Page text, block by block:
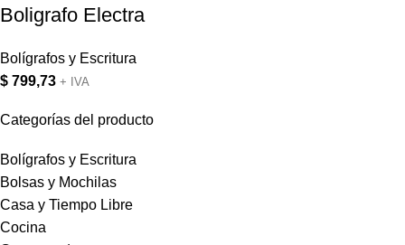
Categorías del producto
Bolígrafos y Escritura
Bolsas y Mochilas
Casa y Tiempo Libre
Cocina
Boligrafo Electra
Bolígrafos y Escritura
$ 799,73 + IVA